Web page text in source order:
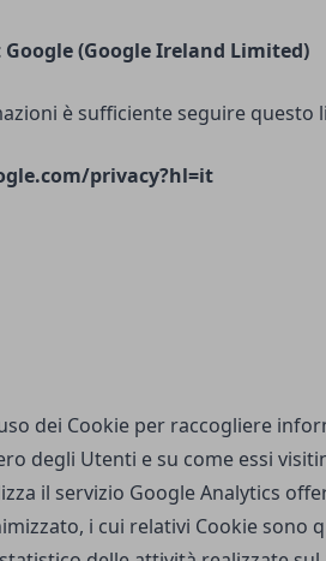
Google (Google Ireland Limited)
è sufficiente seguire questo
privacy?hl=it
dei Cookie per raccogliere
degli Utenti e su come essi
il servizio Google Analytics
i cui relativi Cookie sono